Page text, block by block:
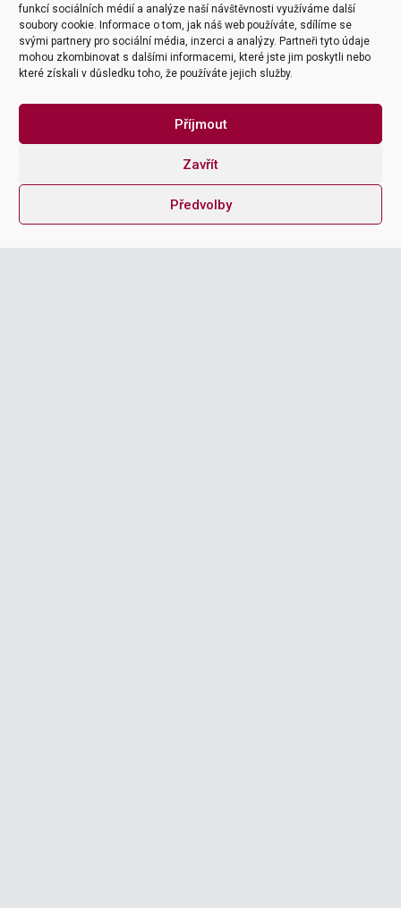
funkcí sociálních médií a analýze naší návštěvnosti využíváme další
soubory cookie. Informace o tom, jak náš web používáte, sdílíme se
svými partnery pro sociální média, inzerci a analýzy. Partneři tyto údaje
mohou zkombinovat s dalšími informacemi, které jste jim poskytli nebo
které získali v důsledku toho, že používáte jejich služby.
Příjmout
Zavřít
Předvolby
Tomáš Pohanka
support & delivery
